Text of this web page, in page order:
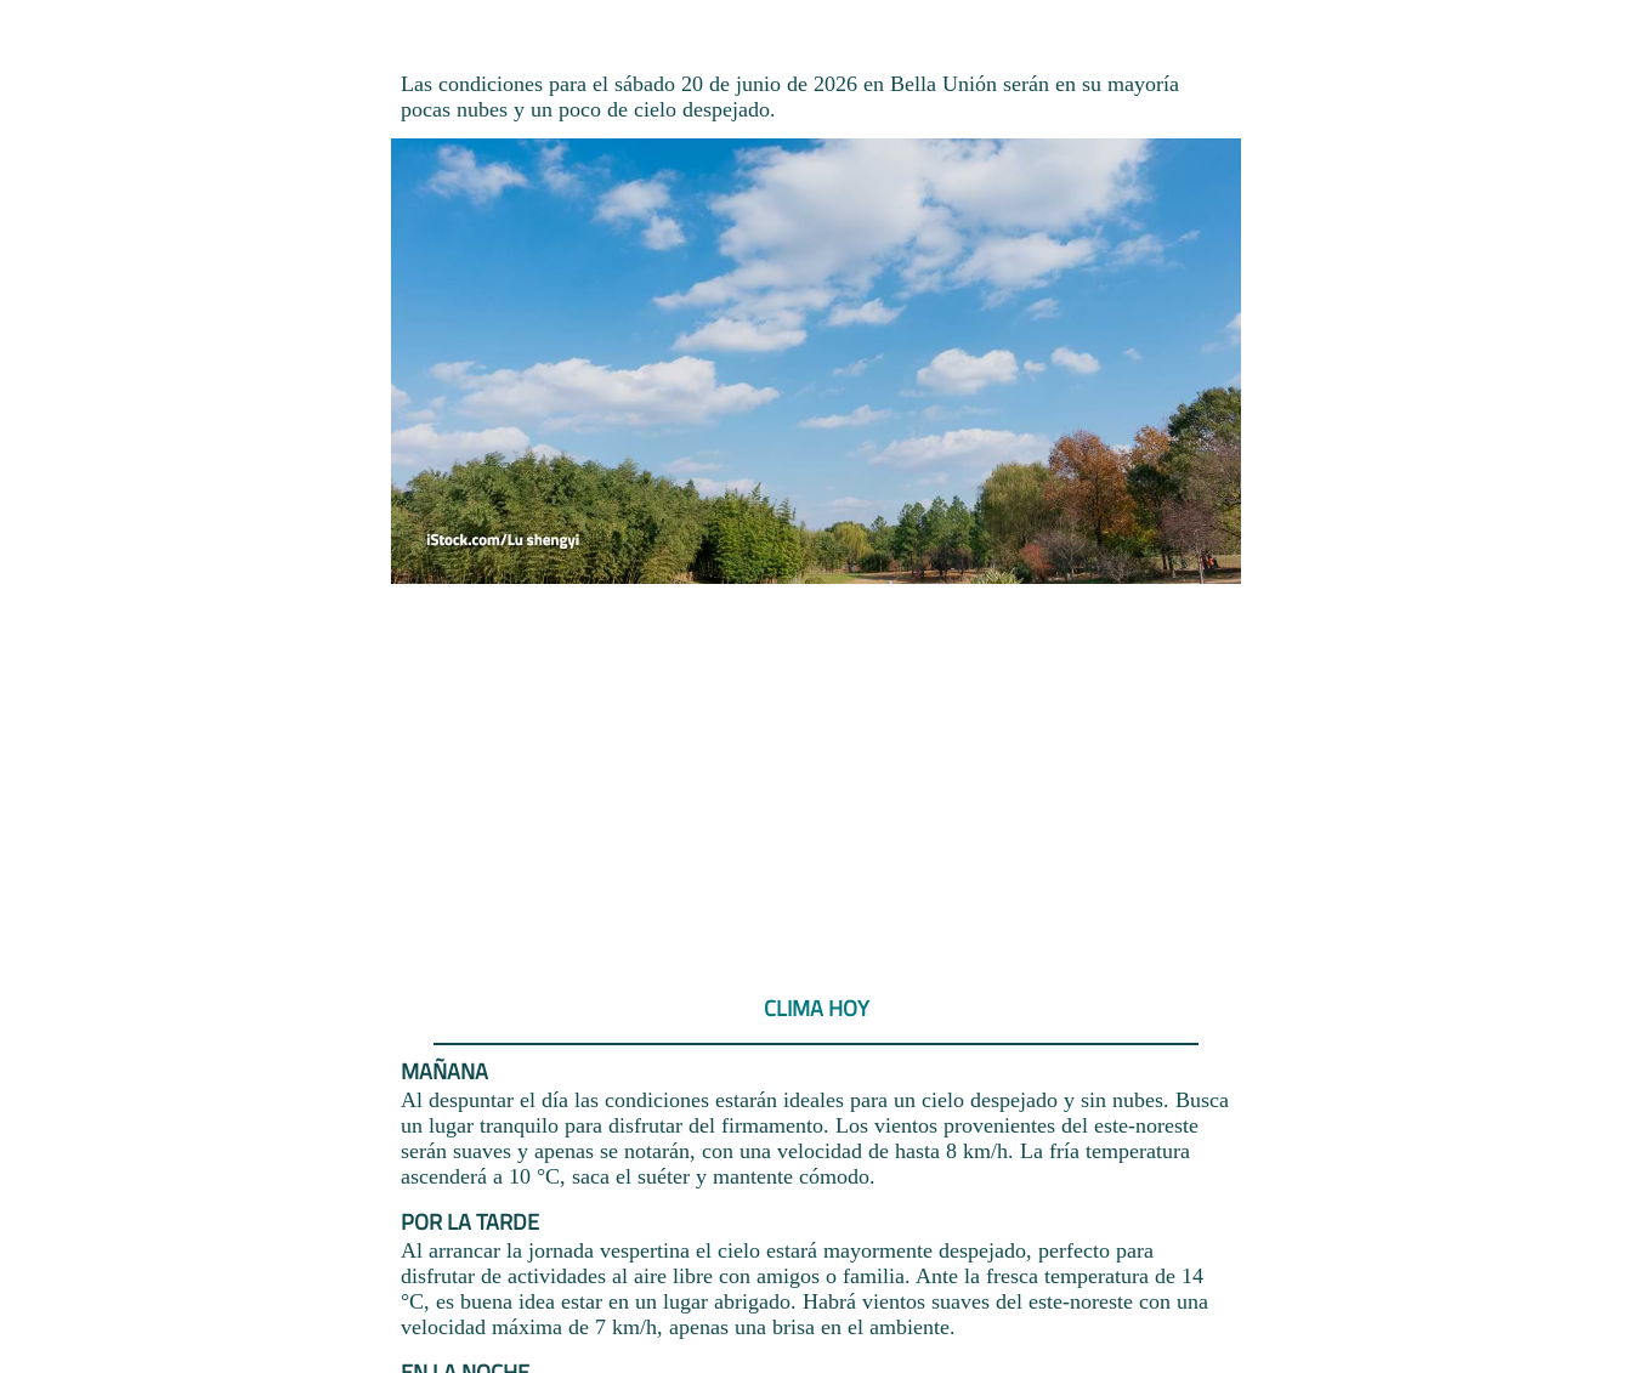
Las condiciones para el sábado 20 de junio de 2026 en Bella Unión serán en su mayoría
pocas nubes y un poco de cielo despejado.
CLIMA HOY
MAÑANA
Al despuntar el día las condiciones estarán ideales para un cielo despejado y sin nubes. Busca
un lugar tranquilo para disfrutar del firmamento. Los vientos provenientes del este-noreste
serán suaves y apenas se notarán, con una velocidad de hasta 8 km/h. La fría temperatura
ascenderá a 10 °C, saca el suéter y mantente cómodo.
POR LA TARDE
Al arrancar la jornada vespertina el cielo estará mayormente despejado, perfecto para
disfrutar de actividades al aire libre con amigos o familia. Ante la fresca temperatura de 14
°C, es buena idea estar en un lugar abrigado. Habrá vientos suaves del este-noreste con una
velocidad máxima de 7 km/h, apenas una brisa en el ambiente.